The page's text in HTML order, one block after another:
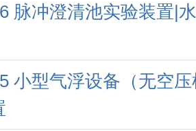
脉冲澄清池实验装置|
小型气浮设备（无空